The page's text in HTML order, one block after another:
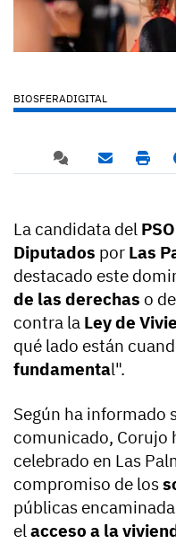
BIOSFERADIGITAL
La candidata del
Diputados por Las
destacado este
de las derechas o
contra la Ley de
qué lado están
fundamental".
Según ha informado
comunicado, Corujo
celebrado en Las
compromiso de los
públicas
elacceso a la